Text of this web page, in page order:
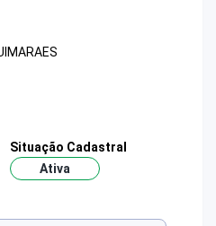
Situação Cadastral
Ativa